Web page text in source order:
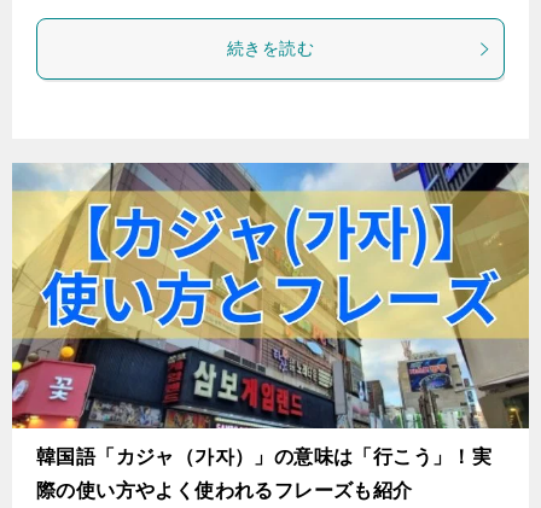
続きを読む
韓国語「カジャ（가자）」の意味は「行こう」！実
際の使い方やよく使われるフレーズも紹介